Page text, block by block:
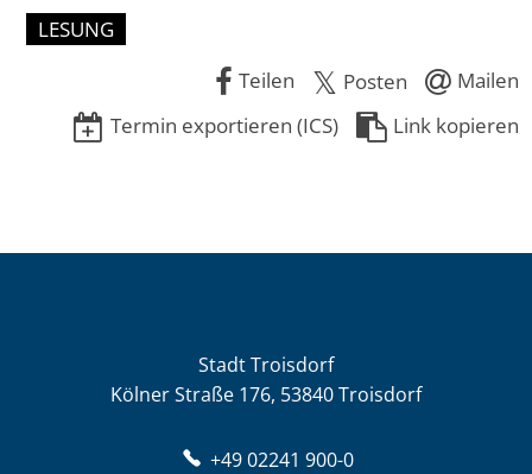
LESUNG
Teilen
Posten
Mailen
Termin exportieren (ICS)
Link kopieren
Stadt Troisdorf
Kölner Straße 176, 53840 Troisdorf
+49 02241 900-0